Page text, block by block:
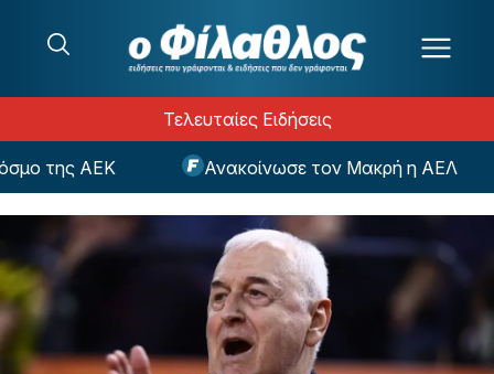
Τελευταίες Ειδήσεις
της ΑΕΚ Ανακοίνωσε τον Μακρή η ΑΕΛ